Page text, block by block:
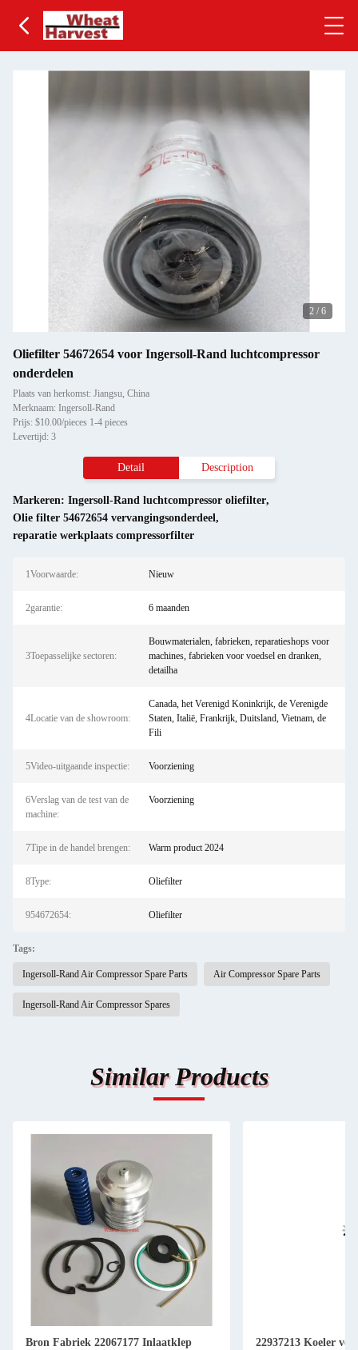
2 / 6
Oliefilter 54672654 voor Ingersoll-Rand luchtcompressor
onderdelen
Plaats van herkomst: Jiangsu, China
Merknaam: Ingersoll-Rand
Prijs: $10.00/pieces 1-4 pieces
Levertijd: 3
Detail Description
Markeren: Ingersoll-Rand luchtcompressor oliefilter,
Olie filter 54672654 vervangingsonderdeel,
reparatie werkplaats compressorfilter
1Voorwaarde: Nieuw
2garantie: 6 maanden
3Toepasselijke sectoren:
Bouwmaterialen, fabrieken, reparatieshops voor
machines, fabrieken voor voedsel en dranken,
detailha
4Locatie van de showroom:
Canada, het Verenigd Koninkrijk, de Verenigde
Staten, Italië, Frankrijk, Duitsland, Vietnam, de
Fili
5Video-uitgaande inspectie: Voorziening
6Verslag van de test van de
machine:
Voorziening
7Tipe in de handel brengen: Warm product 2024
8Type: Oliefilter
954672654: Oliefilter
Tags:
Ingersoll-Rand Air Compressor Spare Parts Air Compressor Spare Parts
Ingersoll-Rand Air Compressor Spares
Similar Products
Bron Fabriek 22067177 Inlaatklep
22937213 Koeler